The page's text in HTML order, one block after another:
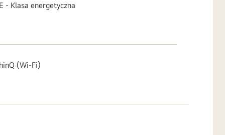
- Klasa energetyczna
(Wi-Fi)